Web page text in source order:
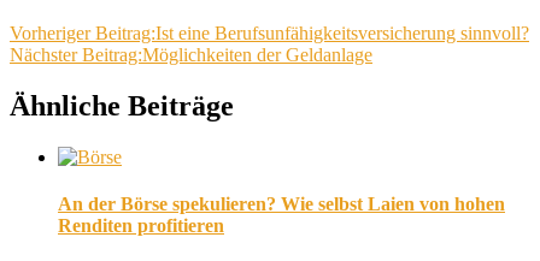
Vorheriger Beitrag:Ist eine Berufsunfähigkeitsversicherung sinnvoll?
Nächster Beitrag:Möglichkeiten der Geldanlage
Ähnliche Beiträge
An der Börse spekulieren? Wie selbst Laien von hohen
Renditen profitieren